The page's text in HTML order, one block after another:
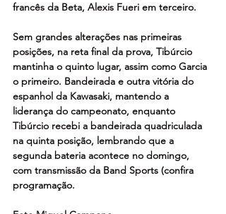
francês da Beta, Alexis Fueri em terceiro.
Sem grandes alterações nas primeiras
posições, na reta final da prova, Tibúrcio
mantinha o quinto lugar, assim como Garcia
o primeiro. Bandeirada e outra vitória do
espanhol da Kawasaki, mantendo a
liderança do campeonato, enquanto
Tibúrcio recebi a bandeirada quadriculada
na quinta posição, lembrando que a
segunda bateria acontece no domingo,
com transmissão da Band Sports (confira
programação.